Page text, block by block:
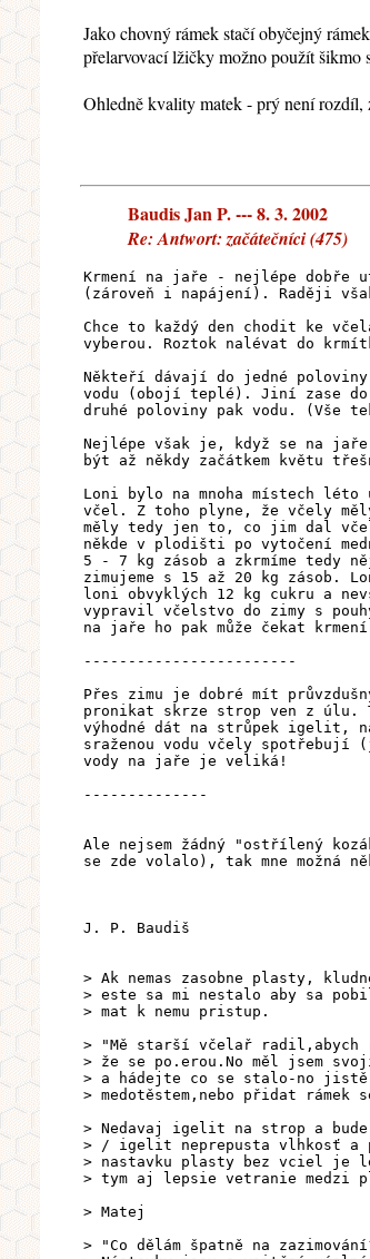
Jako chovný rámek stačí obyčejný
přelarvovací lžičky možno použít
Ohledně kvality matek - prý není rozdíl,
Baudis Jan P. --- 8. 3. 2002
Re: Antwort: začátečníci (475)
Krmení na jaře - nejlépe dobře
(zároveň i napájení). Raději
Chce to každý den chodit ke
vyberou. Roztok nalévat do
Někteří dávají do jedné
vodu (obojí teplé). Jiní zase do
druhé poloviny pak vodu. (Vše
Nejlépe však je, když se na
být až někdy začátkem květu
Loni bylo na mnoha místech
včel. Z toho plyne, že včely
měly tedy jen to, co jim dal
někde v plodišti po vytočení
5 - 7 kg zásob a zkrmíme tedy
zimujeme s 15 až 20 kg zásob.
loni obvyklých 12 kg cukru a
vypravil včelstvo do zimy s
na jaře ho pak může čekat
------------------------
Přes zimu je dobré mít
pronikat skrze strop ven z úlu.
výhodné dát na strůpek igelit,
sraženou vodu včely
vody na jaře je veliká!
--------------
Ale nejsem žádný "ostřílený
se zde volalo), tak mne možná
J. P. Baudiš
> Ak nemas zasobne plasty,
> este sa mi nestalo aby sa
> mat k nemu pristup.
> "Mě starší včelař radil,abych
> že se po.erou.No měl jsem
> a hádejte co se stalo-no
> medotěstem,nebo přidat rámek
> Nedavaj igelit na strop a bude
> / igelit neprepusta vlhkosť a
> nastavku plasty bez vciel je
> tym aj lepsie vetranie medzi
> Matej
> "Co dělám špatně na